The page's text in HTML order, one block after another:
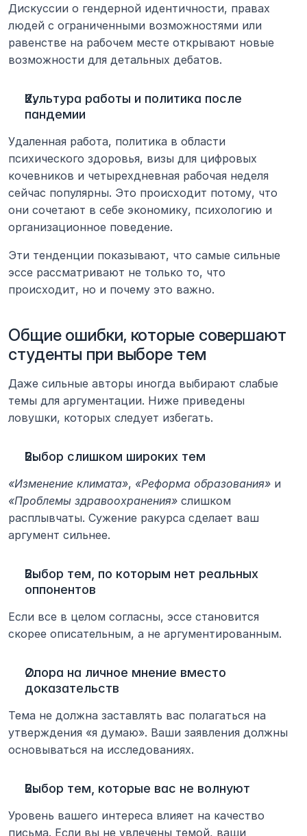
Дискуссии о гендерной идентичности, правах
людей с ограниченными возможностями или
равенстве на рабочем месте открывают новые
возможности для детальных дебатов.
Культура работы и политика после
пандемии
Удаленная работа, политика в области
психического здоровья, визы для цифровых
кочевников и четырехдневная рабочая неделя
сейчас популярны. Это происходит потому, что
они сочетают в себе экономику, психологию и
организационное поведение.
Эти тенденции показывают, что самые сильные
эссе рассматривают не только то, что
происходит, но и почему это важно.
Общие ошибки, которые совершают
студенты при выборе тем
Даже сильные авторы иногда выбирают слабые
темы для аргументации. Ниже приведены
ловушки, которых следует избегать.
Выбор слишком широких тем
«Изменение климата», «Реформа образования»
«Проблемы здравоохранения» слишком
расплывчаты. Сужение ракурса сделает ваш
аргумент сильнее.
Выбор тем, по которым нет реальных
оппонентов
Если все в целом согласны, эссе становится
скорее описательным, а не аргументированным.
Опора на личное мнение вместо
доказательств
Тема не должна заставлять вас полагаться на
утверждения «я думаю». Ваши заявления должны
основываться на исследованиях.
Выбор тем, которые вас не волнуют
Уровень вашего интереса влияет на качество
письма. Если вы не увлечены темой, ваши